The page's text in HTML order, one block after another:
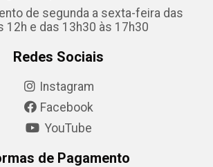
de segunda a sexta-feira das
12h e das 13h30 às 17h30
Redes Sociais
Instagram
Facebook
YouTube
de Pagamento